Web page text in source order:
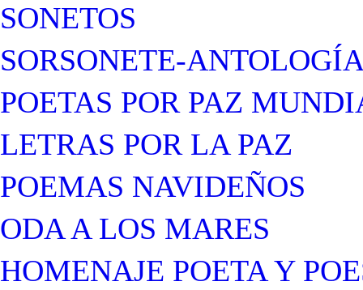
SONETOS
SORSONETE-
POETAS POR PAZ
LETRAS POR LA PAZ
POEMAS NAVIDEÑOS
ODA A LOS MARES
HOMENAJE POETA Y